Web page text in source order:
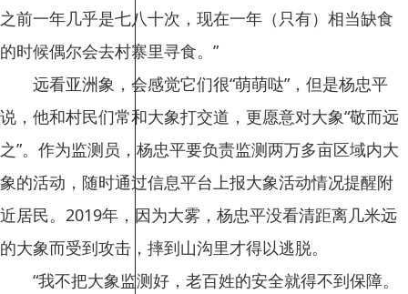
之前一年几乎是七八十次，现在一年（只有）相当缺食
的时候偶尔会去村寨里寻食。”
远看亚洲象，会感觉它们很“萌萌哒”，但是杨忠平
说，他和村民们常和大象打交道，更愿意对大象“敬而远
之”。作为监测员，杨忠平要负责监测两万多亩区域内大
象的活动，随时通过信息平台上报大象活动情况提醒附
近居民。2019年，因为大雾，杨忠平没看清距离几米远
的大象而受到攻击，摔到山沟里才得以逃脱。
“我不把大象监测好，老百姓的安全就得不到保障。